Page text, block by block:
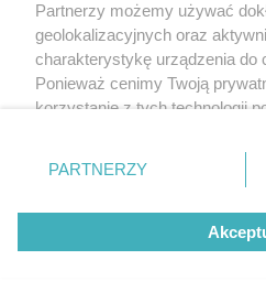
Partnerzy możemy używać
geolokalizacyjnych oraz
charakterystykę urządzenia do
Ponieważ cenimy Twoją
korzystanie z tych technologii
zmienić/wycofać klikając
znajdujący się w lewym dolnym
rodzaje przetwarzania danych
użytkownika, ale masz prawo
przetwarzaniu. Preferencje
PARTNERZY